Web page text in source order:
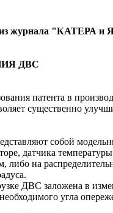
журнала "КАТЕРА и
ДВС
патента в
существенно
собой
датчика
либо на
ДВС заложена в
угла